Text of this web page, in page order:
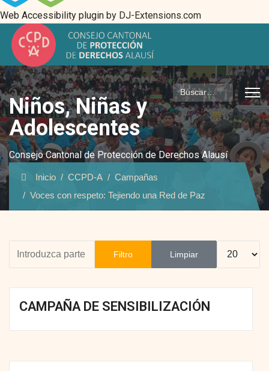
Web Accessibility plugin by DJ-Extensions.com
Buscar
Niños, Niñas y
Adolescentes
Consejo Cantonal de Protección de Derechos Alausí
Inicio CCPD-A
Campañas
Voces con respeto: Tejiendo una Red de Paz
Introduzca parte del título
Filtro Limpiar
Cantidad
CAMPAÑA DE SENSIBILIZACIÓN